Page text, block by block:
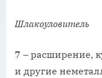
Шлакоуловитель
7 – расширение,
и другие